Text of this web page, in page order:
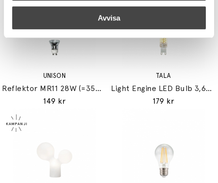
Avvisa
UNISON
Reflektor MR11 28W (=35W) GU10
149 kr
TALA
Light Engine LED Bulb 3,6W (=33W) 2700K G9 Lightly Frosted
179 kr